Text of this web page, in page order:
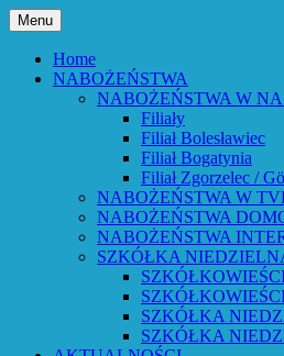
Przejdź
do
treściParafia
Augsburska w
czynię – Obj 21,5 –
Pańskiego 2026
Menu
Home
NABOŻEŃSTWA
NABOŻEŃSTWA W
Filiały
Filiał Bolesławiec
Filiał Bogatynia
Filiał Zgorzelec /
NABOŻEŃSTWA W
NABOŻEŃSTWA
NABOŻEŃSTWA
SZKÓŁKA
SZKÓŁKA
SZKÓŁKA